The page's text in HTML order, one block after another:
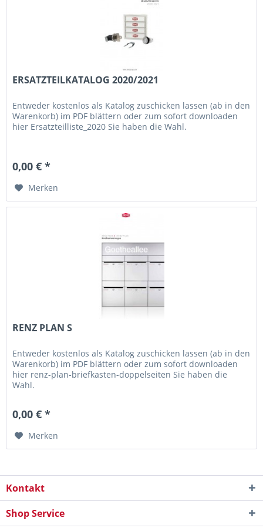
ERSATZTEILKATALOG 2020/2021
Entweder kostenlos als Katalog zuschicken lassen (ab in den
Warenkorb) im PDF blättern oder zum sofort downloaden
hier Ersatzteilliste_2020 Sie haben die Wahl.
0,00 € *
Merken
RENZ PLAN S
Entweder kostenlos als Katalog zuschicken lassen (ab in den
Warenkorb) im PDF blättern oder zum sofort downloaden
hier renz-plan-briefkasten-doppelseiten Sie haben die
Wahl.
0,00 € *
Merken
Kontakt
Shop Service